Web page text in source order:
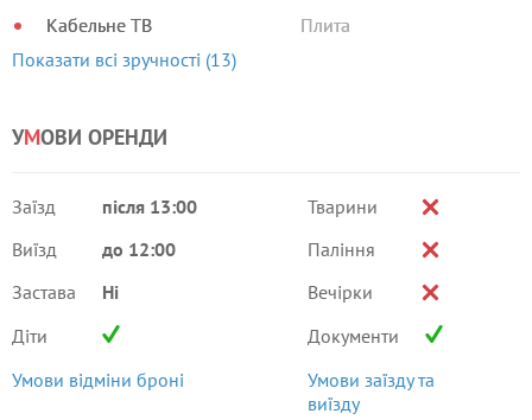
Кабельне ТВ
Плита
Показати всі зручності (13)
УМОВИ ОРЕНДИ
Заїзд
після 13:00
Виїзд
до 12:00
Застава
Ні
Діти
Умови відміни броні
Тварини
Паління
Вечірки
Документи
Умови заїзду та
виїзду